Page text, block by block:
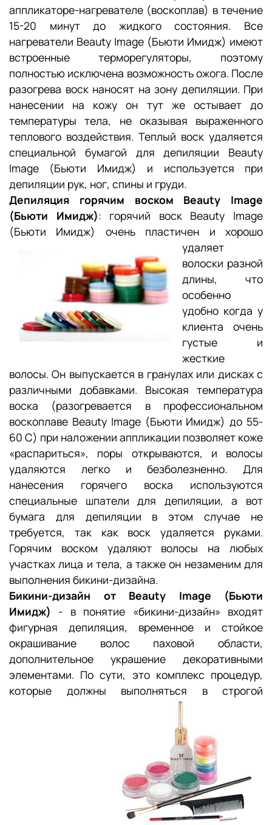
аппликаторе-нагревателе (воскоплав) в течение
15-20 минут до жидкого состояния. Все
нагреватели Beauty Image (Бьюти Имидж) имеют
встроенные терморегуляторы, поэтому
полностью исключена возможность ожога. После
разогрева воск наносят на зону депиляции. При
нанесении на кожу он тут же остывает до
температуры тела, не оказывая выраженного
теплового воздействия. Теплый воск удаляется
специальной бумагой для депиляции Beauty
Image (Бьюти Имидж) и используется при
депиляции рук, ног, спины и груди.
Депиляция горячим воском Beauty Image
(Бьюти Имидж): горячий воск Beauty Image
(Бьюти Имидж) очень пластичен и хорошо
удаляет
волоски разной
длины, что
особенно
удобно когда у
клиента очень
густые и
жесткие
волосы. Он выпускается в гранулах или дисках с
различными добавками. Высокая температура
воска (разогревается в профессиональном
воскоплаве Beauty Image (Бьюти Имидж) до 55-
60 С) при наложении аппликации позволяет коже
«распариться», поры открываются, и волосы
удаляются легко и безболезненно. Для
нанесения горячего воска используются
специальные шпатели для депиляции, а вот
бумага для депиляции в этом случае не
требуется, так как воск удаляется руками.
Горячим воском удаляют волосы на любых
участках лица и тела, а также он незаменим для
выполнения бикини-дизайна.
Бикини-дизайн от Beauty Image (Бьюти
Имидж) - в понятие «бикини-дизайн» входят
фигурная депиляция, временное и стойкое
окрашивание волос паховой области,
дополнительное украшение декоративными
элементами. По сути, это комплекс процедур,
которые должны выполняться в строгой